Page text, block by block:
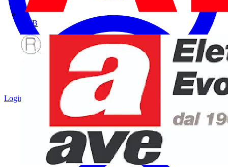
ABB
Login